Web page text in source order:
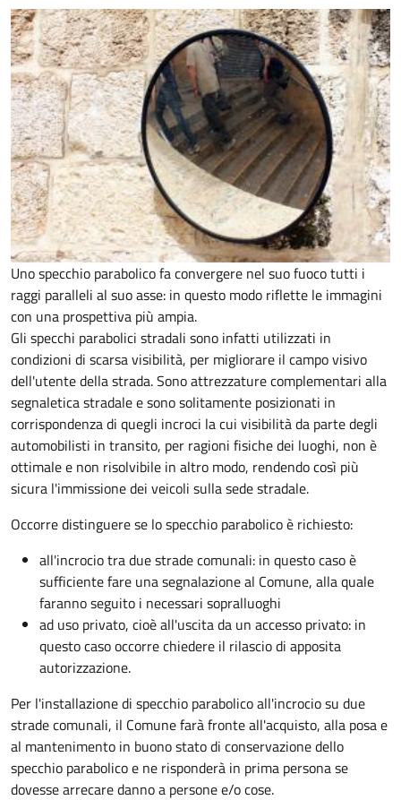
Uno specchio parabolico fa convergere nel suo fuoco tutti i
raggi paralleli al suo asse: in questo modo riflette le immagini
con una prospettiva più ampia.
Gli specchi parabolici stradali sono infatti utilizzati in
condizioni di scarsa visibilità, per migliorare il campo visivo
dell'utente della strada. Sono attrezzature complementari alla
segnaletica stradale e sono solitamente posizionati in
corrispondenza di quegli incroci la cui visibilità da parte degli
automobilisti in transito, per ragioni fisiche dei luoghi, non è
ottimale e non risolvibile in altro modo, rendendo così più
sicura l'immissione dei veicoli sulla sede stradale.
Occorre distinguere se lo specchio parabolico è richiesto:
all'incrocio tra due strade comunali: in questo caso è
sufficiente fare una segnalazione al Comune, alla quale
faranno seguito i necessari sopralluoghi
ad uso privato, cioè all'uscita da un accesso privato: in
questo casooccorre chiedere il rilascio di apposita
autorizzazione.
Per l'installazione di specchio parabolico all'incrocio su due
strade comunali, il Comune farà fronte all'acquisto, alla posa e
al mantenimento in buono stato di conservazione dello
specchio parabolico e ne risponderà in prima persona se
dovesse arrecare danno a persone e/o cose.